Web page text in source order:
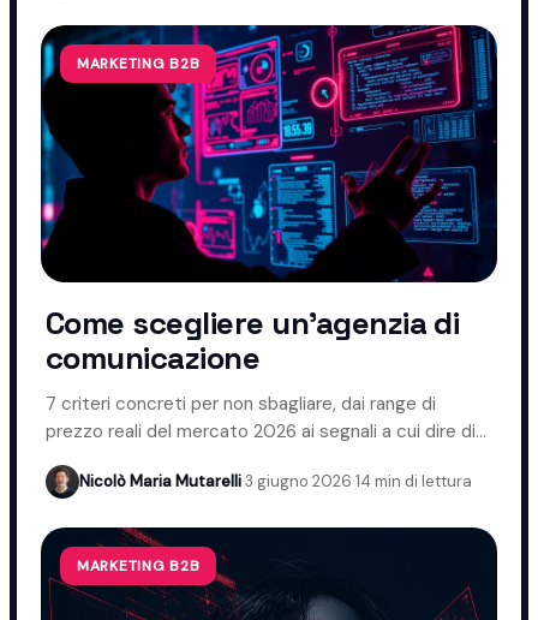
MARKETING B2B
Come scegliere un'agenzia di
comunicazione
7 criteri concreti per non sbagliare, dai range di
prezzo reali del mercato 2026 ai segnali a cui dire di
Nicolò Maria Mutarelli·3 giugno 2026·14 min di lettura
MARKETING B2B